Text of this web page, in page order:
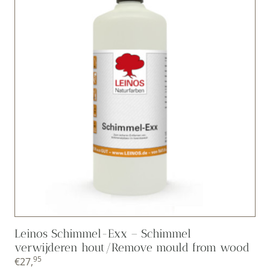
Leinos Schimmel-Exx – Schimmel
verwijderen hout/Remove mould from wood
€27,95